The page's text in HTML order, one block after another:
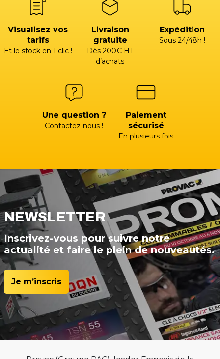
Visualisez vos
tarifs
Et le stock en 1 clic !
Livraison
gratuite
Dès 200€ HT
d’achats
Expédition
Sous 24/48h !
Une question ?
Contactez-nous !
Paiement
sécurisé
En plusieurs fois
NEWSLETTER
Inscrivez-vous pour suivre notre
actualité et faire le plein de nouveautés.
Je m’inscris